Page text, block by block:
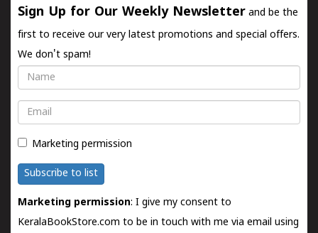
Sign Up for Our Weekly Newsletter and be the
first to receive our very latest promotions and special offers.
We don't spam!
Name
Email
Marketing permission
Subscribe to list
Marketing permission: I give my consent to
KeralaBookStore.com to be in touch with me via email using